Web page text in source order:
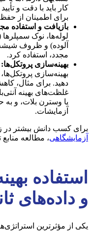
کار باید با دقت و
برای اطمینان از
بازیافت و استفاده
لوله‌ها، نوک
آلوده) و ظروف
مجدد، استفاده کرد.
بهینه‌سازی پروتکل‌ها:
بهینه‌سازی
غلظت‌های بهینه
یا وسترن بلات، و
آزمایشات.
برای کسب دانش بیشتر در
آزمایشگاهی، مطالعه
استفاده
و داده‌های
یکی از مؤثرترین